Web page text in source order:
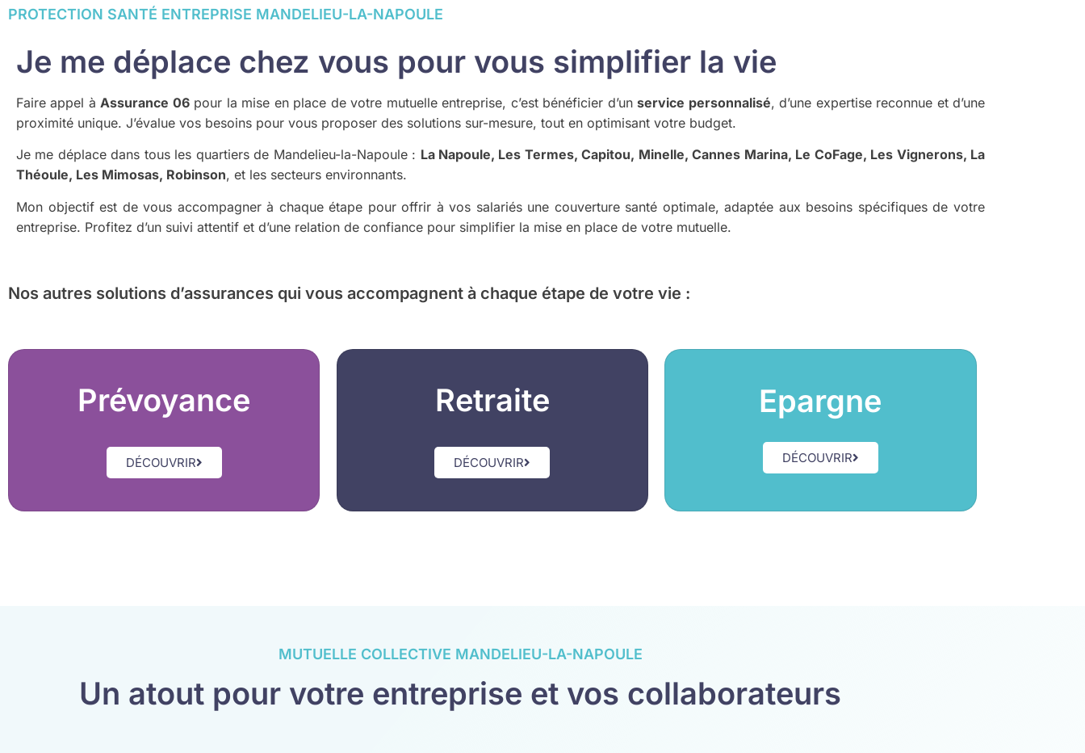
PROTECTION SANTÉ ENTREPRISE MANDELIEU-LA-NAPOULE
Je me déplace chez vous pour vous simplifier la vie
Faire appel à Assurance 06pour la mise en place de votre mutuelle entreprise, c’est bénéficier d’unservice personnalisé, d’une expertise reconnue et d’une
proximité unique. J’évalue vos besoins pour vous proposer des solutions sur-mesure, tout en optimisant votre budget.
Je me déplace dans tous les quartiers de Mandelieu-la-Napoule : La Napoule, Les Termes, Capitou, Minelle, Cannes Marina, Le CoFage, Les Vignerons, La
Théoule, Les Mimosas, Robinson, et les secteurs environnants.
Mon objectif est de vous accompagner à chaque étape pour offrir à vos salariés une couverture santé optimale, adaptée aux besoins spécifiques de votre
entreprise. Profitez d’un suivi attentif et d’une relation de confiance pour simplifier la mise en place de votre mutuelle.
Nos autres solutions d’assurances qui vous accompagnent à chaque étape de votre vie :
Prévoyance
DÉCOUVRIR
Retraite
DÉCOUVRIR
Epargne
DÉCOUVRIR
MUTUELLE COLLECTIVE MANDELIEU-LA-NAPOULE
Un atout pour votre entreprise et vos collaborateurs